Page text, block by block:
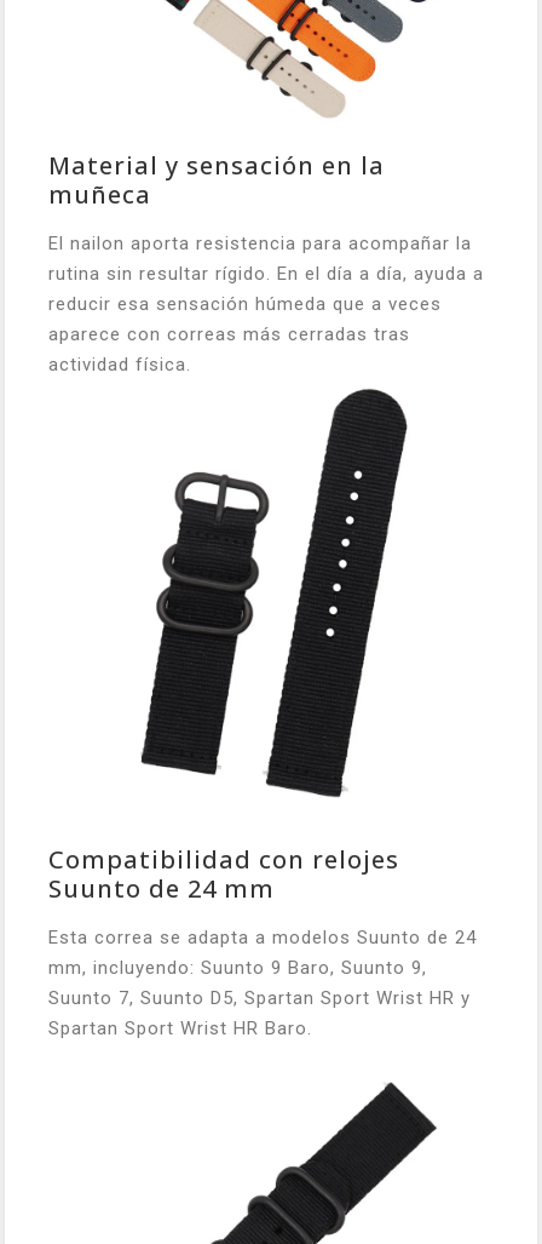
Material y sensación en la
muñeca
El nailon aporta resistencia para acompañar la
rutina sin resultar rígido. En el día a día, ayuda a
reducir esa sensación húmeda que a veces
aparece con correas más cerradas tras
actividad física.
Compatibilidad con relojes
Suunto de 24 mm
Esta correa se adapta a modelos Suunto de 24
mm, incluyendo: Suunto 9 Baro, Suunto 9,
Suunto 7, Suunto D5, Spartan Sport Wrist HR y
Spartan Sport Wrist HR Baro.